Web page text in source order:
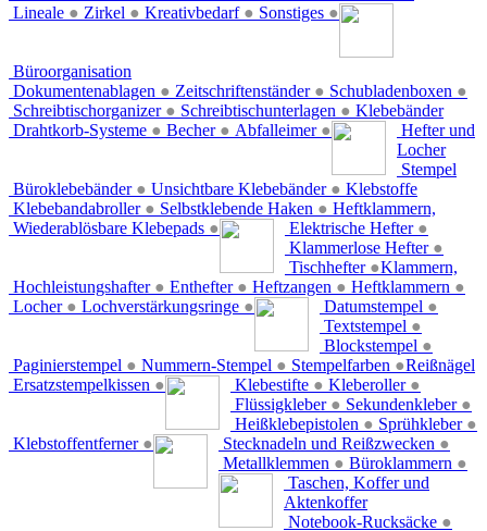
Lineale ● Zirkel ● Kreativbedarf ● Sonstiges ●
Büroorganisation
Dokumentenablagen ● Zeitschriftenständer ● Schubladenboxen ●
Schreibtischorganizer ● Schreibtischunterlagen ●
Drahtkorb-Systeme ● Becher ● Abfalleimer ●
Klebebänder
Büroklebebänder ● Unsichtbare Klebebänder ●
Klebebandabroller ● Selbstklebende Haken ●
Wiederablösbare Klebepads ●
Hefter und
Locher
Elektrische Hefter ●
Klammerlose Hefter ●
Tischhefter ●
Hochleistungshafter ● Enthefter ● Heftzangen ● Heftklammern ●
Locher ● Lochverstärkungsringe ●
Stempel
Datumstempel ●
Textstempel ●
Blockstempel ●
Paginierstempel ● Nummern-Stempel ● Stempelfarben ●
Ersatzstempelkissen ●
Klebstoffe
Klebestifte ● Kleberoller ●
Flüssigkleber ● Sekundenkleber ●
Heißklebepistolen ● Sprühkleber ●
Klebstoffentferner ●
Heftklammern,
Klammern,
Reißnägel
Stecknadeln und Reißzwecken ●
Metallklemmen ● Büroklammern ●
Taschen, Koffer und
Aktenkoffer
Notebook-Rucksäcke ●